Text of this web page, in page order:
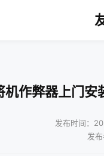
作弊器上门
发布时间：
发